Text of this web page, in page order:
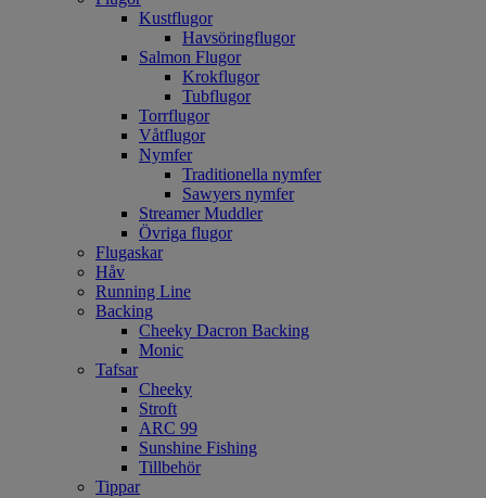
Kustflugor
Havsöringflugor
Salmon Flugor
Krokflugor
Tubflugor
Torrflugor
Våtflugor
Nymfer
Traditionella nymfer
Sawyers nymfer
Streamer Muddler
Övriga flugor
Flugaskar
Håv
Running Line
Backing
Cheeky Dacron Backing
Monic
Tafsar
Cheeky
Stroft
ARC 99
Sunshine Fishing
Tillbehör
Tippar